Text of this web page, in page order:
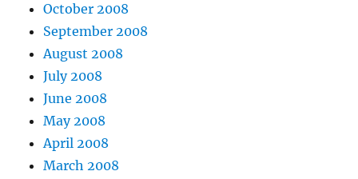
October 2008
September 2008
August 2008
July 2008
June 2008
May 2008
April 2008
March 2008